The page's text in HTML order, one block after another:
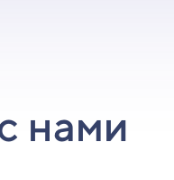
нами